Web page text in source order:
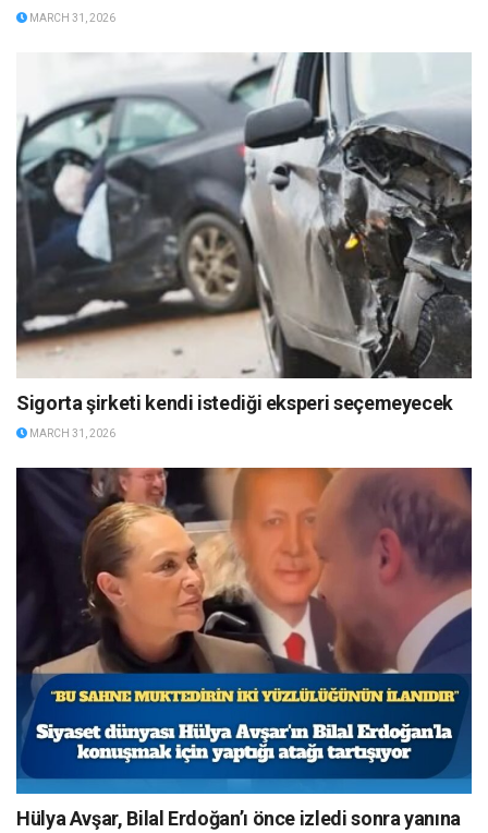
MARCH 31, 2026
Sigorta şirketi kendi istediği eksperi seçemeyecek
MARCH 31, 2026
Hülya Avşar, Bilal Erdoğan’ı önce izledi sonra yanına